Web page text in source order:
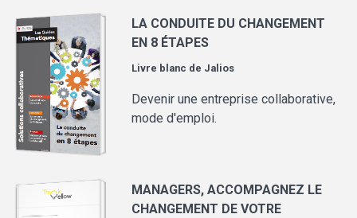
LA CONDUITE DU CHANGEMENT
EN 8 ÉTAPES
Livre blanc de Jalios
Devenir une entreprise collaborative,
mode d'emploi.
MANAGERS, ACCOMPAGNEZ LE
CHANGEMENT DE VOTRE